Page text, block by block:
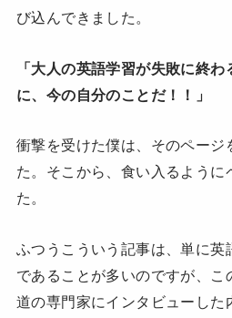
び込んできました。
「大人の英語学習が失敗に終
に、今の自分のことだ！！」
衝撃を受けた僕は、そのページ
た。そこから、食い入るように
た。
ふつうこういう記事は、単に
であることが多いのですが、
道の専門家にインタビューした